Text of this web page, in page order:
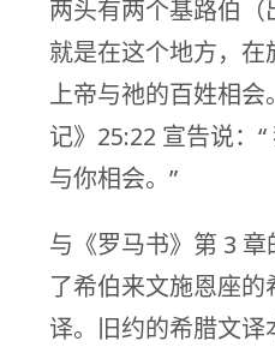
两头有两个基路伯（
就是在这个地方，在
上帝与祂的百姓相会
记》25:22 宣告说：
与你相会。”
与《罗马书》第 3
了希伯来文施恩座的
译。旧约的希腊文译